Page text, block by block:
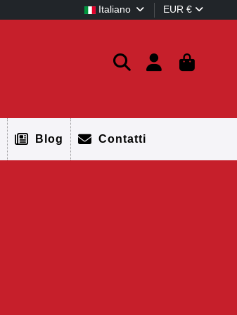
Italiano EUR €
Blog Contatti